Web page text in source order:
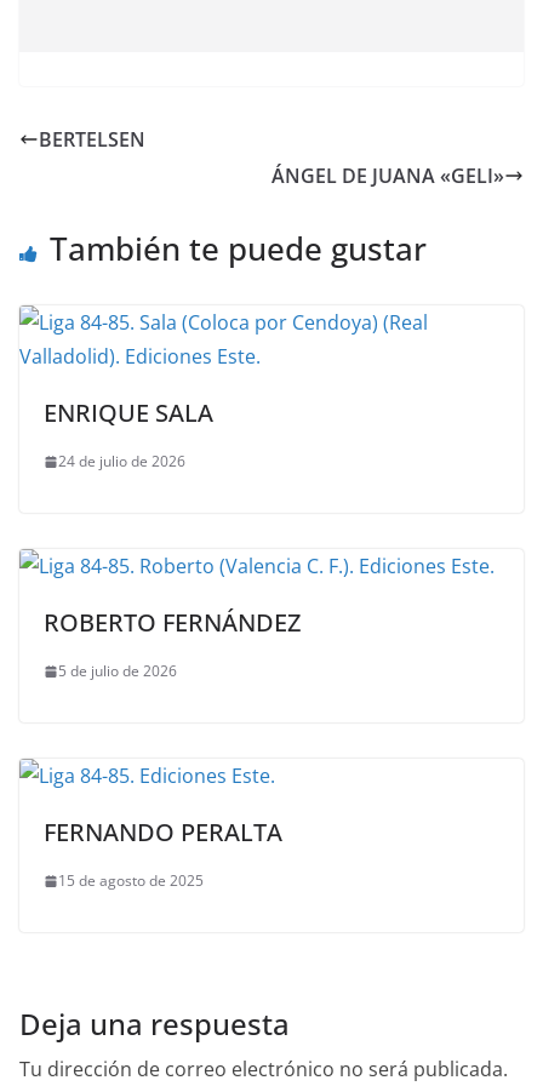
BERTELSEN
ÁNGEL DE JUANA «GELI»
También te puede gustar
ENRIQUE SALA
24 de julio de 2026
ROBERTO FERNÁNDEZ
5 de julio de 2026
FERNANDO PERALTA
15 de agosto de 2025
Deja una respuesta
Tu dirección de correo electrónico no será publicada.